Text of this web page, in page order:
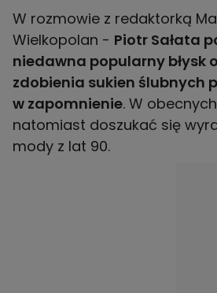
W rozmowie z redaktorką
Wielkopolan - Piotr Sałata
niedawna popularny błysk
zdobienia sukien ślubnych
w zapomnienie. W
natomiast doszukać się
mody z lat 90.